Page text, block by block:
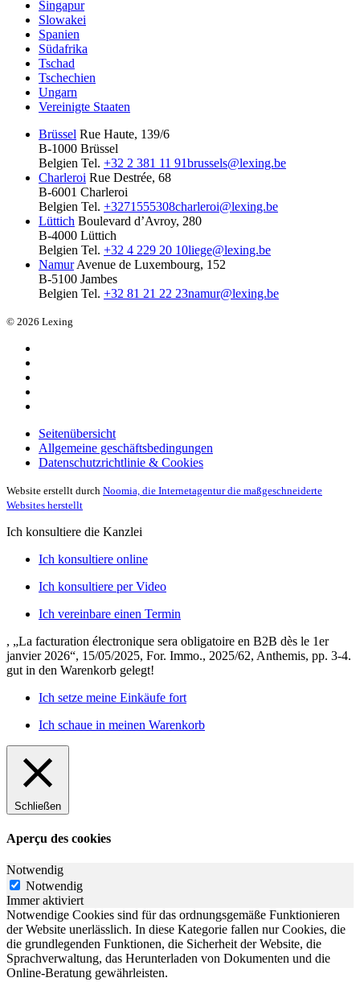
Singapur
Slowakei
Spanien
Südafrika
Tschad
Tschechien
Ungarn
Vereinigte Staaten
Brüssel Rue Haute, 139/6
B-1000 Brüssel
Belgien Tel. +32 2 381 11 91brussels@lexing.be
Charleroi Rue Destrée, 68
B-6001 Charleroi
Belgien Tel. +3271555308charleroi@lexing.be
Lüttich Boulevard d’Avroy, 280
B-4000 Lüttich
Belgien Tel. +32 4 229 20 10liege@lexing.be
Namur Avenue de Luxembourg, 152
B-5100 Jambes
Belgien Tel. +32 81 21 22 23namur@lexing.be
© 2026 Lexing
Seitenübersicht
Allgemeine geschäftsbedingungen
Datenschutzrichtlinie & Cookies
Website erstellt durch Noomia, die Internetagentur die maßgeschneiderte
Websites herstellt
Ich konsultiere die Kanzlei
Ich konsultiere online
Ich konsultiere per Video
Ich vereinbare einen Termin
, „La facturation électronique sera obligatoire en B2B dès le 1er
janvier 2026“, 15/05/2025, For. Immo., 2025/62, Anthemis, pp. 3-4.
gut in den Warenkorb gelegt!
Ich setze meine Einkäufe fort
Ich schaue in meinen Warenkorb
Schließen
Aperçu des cookies
Notwendig
Notwendig
Immer aktiviert
Notwendige Cookies sind für das ordnungsgemäße Funktionieren
der Website unerlässlich. In diese Kategorie fallen nur Cookies, die
die grundlegenden Funktionen, die Sicherheit der Website, die
Sprachverwaltung, das Herunterladen von Dokumenten und die
Online-Beratung gewährleisten.